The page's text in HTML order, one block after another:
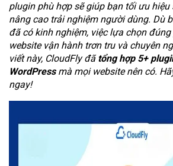
plugin phù hợp sẽ giúp bạn tối ưu hiệu
nâng cao trải nghiệm người dùng. Dù
đã có kinh nghiệm, việc lựa chọn
website vận hành trơn tru và chuyên
viết này, CloudFly đã tổng hợp 5+
WordPressmà mọi website nên có.
ngay!